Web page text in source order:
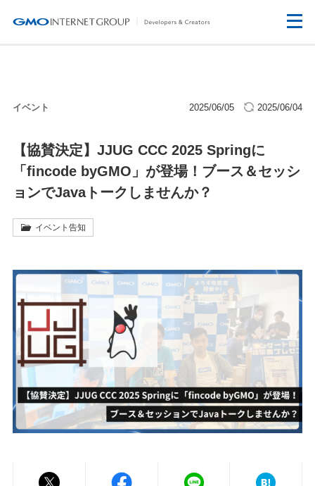
イベント 2025/06/05 2025/06/04
【協賛決定】JJUG CCC 2025 Springに
「fincode byGMO」が登場！ブース＆セッシ
ョンでJavaトークしませんか？
イベント告知